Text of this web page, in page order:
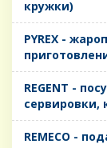
кружки)
PYREX -
REGENT -
сервировки,
REMECO -